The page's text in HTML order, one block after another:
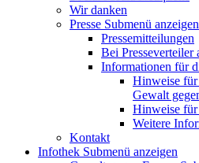
Wir danken
Presse Submenü anzeigen
Pressemitteilungen
Bei Presseverteiler
Informationen für
Hinweise für
Gewalt
Hinweise
Weitere
Kontakt
Infothek Submenü anzeigen